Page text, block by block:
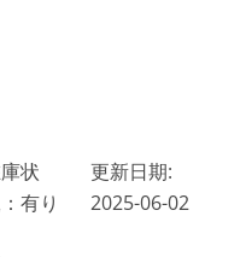
状
有り
更新日期:
2025-06-02